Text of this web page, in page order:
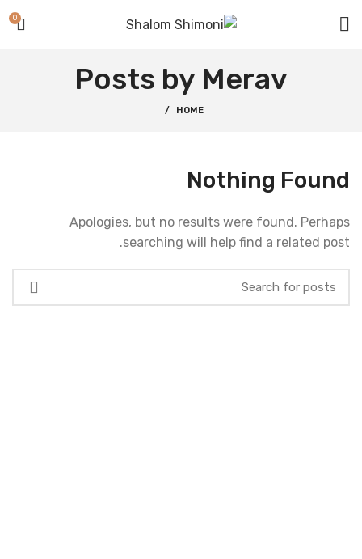
0
Posts by Merav
HOME
Nothing Found
Apologies, but no results were found. Perhaps
searching will help find a related post.